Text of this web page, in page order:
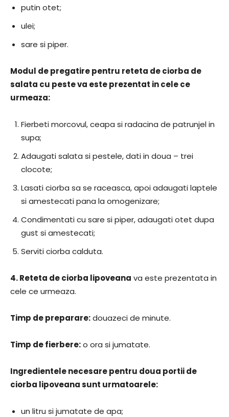
putin otet;
ulei;
sare si piper.
Modul de pregatire pentru reteta de ciorba de
salata cu peste va este prezentat in cele ce
urmeaza:
Fierbeti morcovul, ceapa si radacina de patrunjel in
supa;
Adaugati salata si pestele, dati in doua – trei
clocote;
Lasati ciorba sa se raceasca, apoi adaugati laptele
si amestecati pana la omogenizare;
Condimentati cu sare si piper, adaugati otet dupa
gust si amestecati;
Serviti ciorba calduta.
4.Reteta de ciorba lipoveana va este prezentata in
cele ce urmeaza.
Timp de preparare:douazeci de minute.
Timp de fierbere:o ora si jumatate.
Ingredientele necesare pentru doua portii de
ciorba lipoveana sunt urmatoarele:
un litru si jumatate de apa;